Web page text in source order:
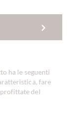
ha le seguenti
fare
del